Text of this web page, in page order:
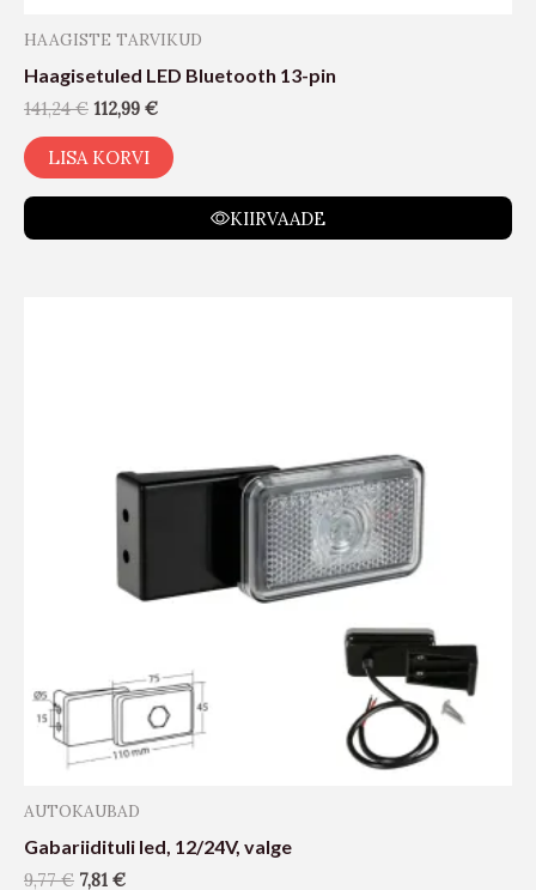
HAAGISTE TARVIKUD
Haagisetuled LED Bluetooth 13-pin
141,24€ 112,99 €
LISA KORVI
KIIRVAADE
AUTOKAUBAD
Gabariidituli led, 12/24V, valge
9,77€ 7,81 €